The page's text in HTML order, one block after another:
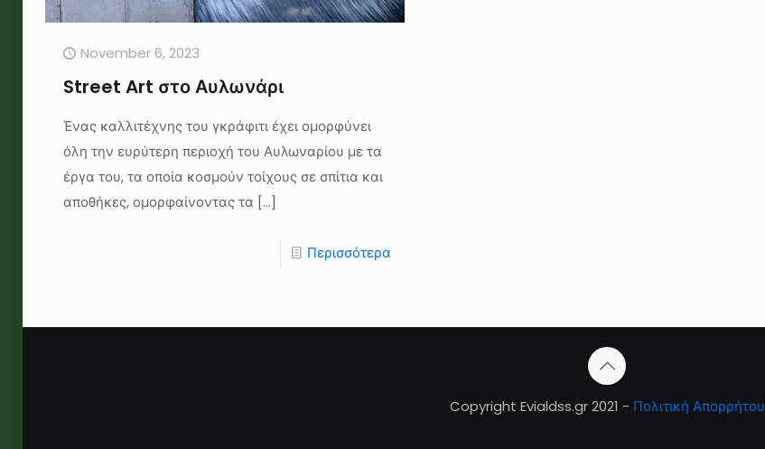
November 6, 2023
Street Art στο Αυλωνάρι
Ένας καλλιτέχνης του γκράφιτι έχει ομορφύνει
όλη την ευρύτερη περιοχή του Αυλωναρίου με τα
έργα του, τα οποία κοσμούν τοίχους σε σπίτια και
αποθήκες, ομορφαίνοντας τα […]
Περισσότερα
Copyright Evialdss.gr 2021 - Πολιτική Απορρήτου